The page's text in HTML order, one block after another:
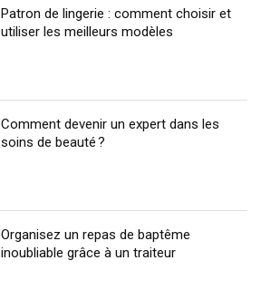
Patron de lingerie : comment choisir et
utiliser les meilleurs modèles
Comment devenir un expert dans les
soins de beauté ?
Organisez un repas de baptême
inoubliable grâce à un traiteur